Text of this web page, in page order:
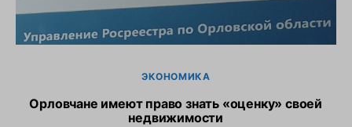
ЭКОНОМИКА
Орловчане имеют право знать «оценку» своей
недвижимости